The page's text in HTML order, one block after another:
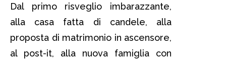
Dal primo risveglio imbarazzante,
alla casa fatta di candele, alla
proposta di matrimonio in ascensore,
al post-it, alla nuova famiglia con